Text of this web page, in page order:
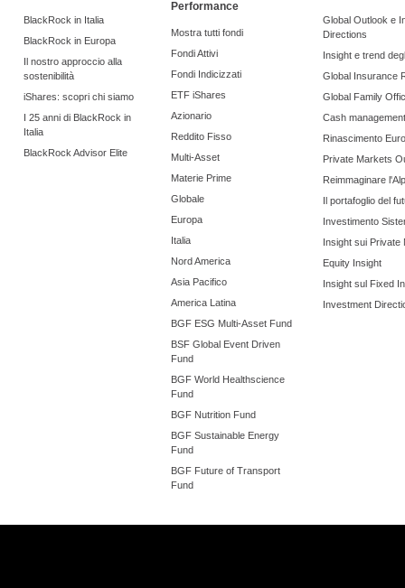
BlackRock in Italia
BlackRock in Europa
Il nostro approccio alla
sostenibilità
iShares: scopri chi siamo
I 25 anni di BlackRock in
Italia
BlackRock Advisor Elite
Performance
Mostra tutti fondi
Fondi Attivi
Fondi Indicizzati
ETF iShares
Azionario
Reddito Fisso
Multi-Asset
Materie Prime
Globale
Europa
Italia
Nord America
Asia Pacifico
America Latina
BGF ESG Multi-Asset Fund
BSF Global Event Driven
Fund
BGF World Healthscience
Fund
BGF Nutrition Fund
BGF Sustainable Energy
Fund
BGF Future of Transport
Fund
Global Outlook e
Directions
Insight e trend
Global Insurance
Global Family
Cash management
Rinascimento
Private Markets
Reimmaginare
Il portafoglio del
Investimento
Insight sui Private
Equity Insight
Insight sul Fixed
Investment